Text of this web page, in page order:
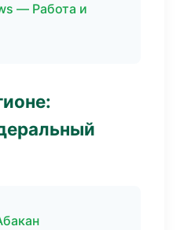
— Работа и